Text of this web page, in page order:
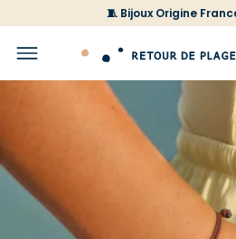
🧵 Bijoux Origine